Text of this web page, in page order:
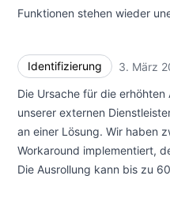
Funktionen stehen wieder
Identifizierung 3. März
Die Ursache für die
unserer externen
an einer Lösung. Wir haben
Workaround implementiert,
Die Ausrollung kann bis zu